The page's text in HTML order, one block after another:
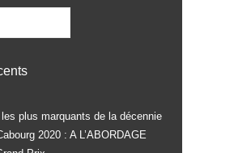
plus marquants de la décennie
2020 : A L’ABORDAGE